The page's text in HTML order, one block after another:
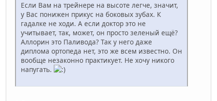
Если Вам на трейнере на высоте легче, значит,
у Вас понижен прикус на боковых зубах. К
гадалке не ходи. А если доктор это не
учитывает, так, может, он просто зеленый ещё?
Аллорин это Паливода? Так у него даже
диплома ортопеда нет, это же всем известно. Он
вообще незаконно практикует. Не хочу никого
напугать.